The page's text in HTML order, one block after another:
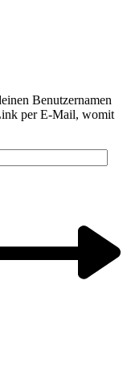
Benutzernamen
per E-Mail, womit